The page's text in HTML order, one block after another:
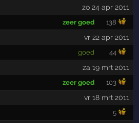
zo 24 apr 2011
zeer goed 138
vr 22 apr 2011
goed 44
za 19 mrt 2011
zeer goed 103
vr 18 mrt 2011
5